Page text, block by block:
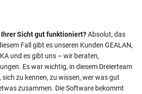
Ihrer Sicht gut funktioniert?Absolut, das
Fall gibt es unseren Kunden GEALAN,
und es gibt uns – wir beraten,
Es war wichtig, in diesem Dreierteam
zu kennen, zu wissen, wer was gut
zusammen. Die Software bekommt